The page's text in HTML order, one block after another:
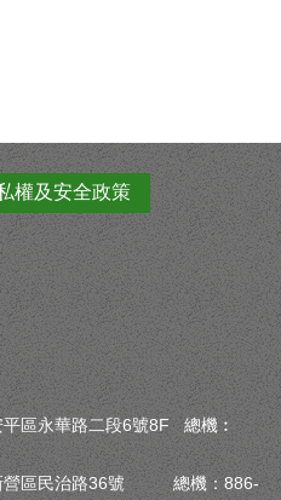
權及安全政策
區永華路二段6號8F 總機︰
營區民治路36號 總機：886-